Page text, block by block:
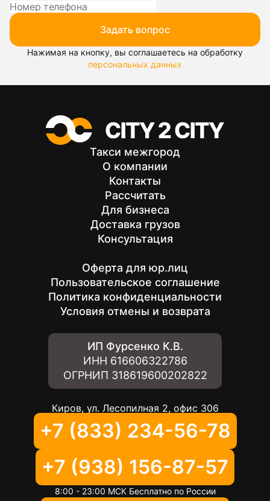
Задать вопрос
Нажимая на кнопку, вы соглашаетесь на обработку
персональных данных
Такси межгород
О компании
Контакты
Рассчитать
Для бизнеса
Доставка грузов
Консультация
Оферта для юр.лиц
Пользовательское соглашение
Политика конфиденциальности
Условия отмены и возврата
ИП Фурсенко К.В.
ИНН 616606322786
ОГРНИП 318619600202822
Киров, ул. Лесопилная 2, офис 306
+7 (833) 234-56-78
+7 (938) 156-87-57
8:00 - 23:00 МСК Бесплатно по России